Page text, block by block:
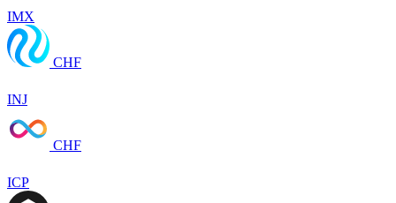
IMX
CHF
INJ
CHF
ICP